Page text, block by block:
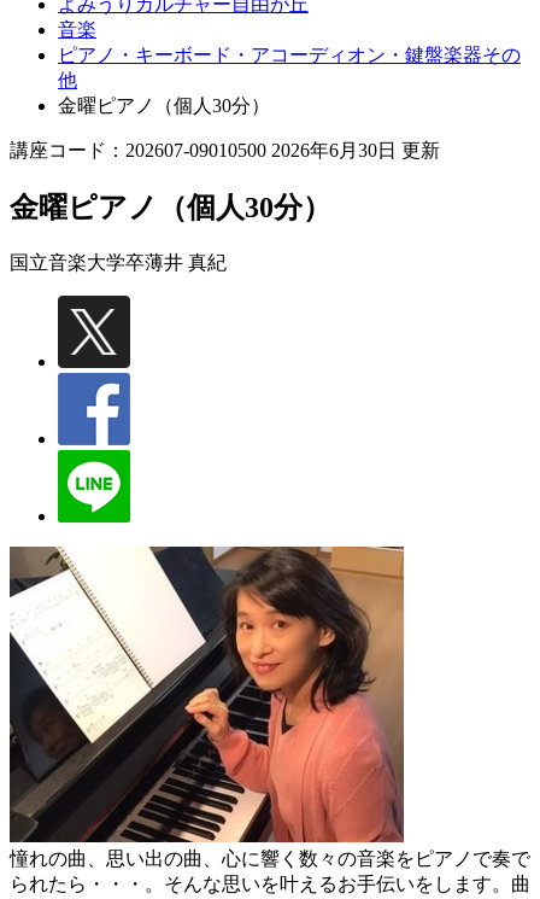
音楽
ピアノ・キーボード・アコーディオン・鍵盤楽器その
他
金曜ピアノ（個人30分）
講座コード：202607-09010500 2026年6月30日 更新
金曜ピアノ（個人30分）
国立音楽大学卒薄井 真紀
憧れの曲、思い出の曲、心に響く数々の音楽をピアノで奏で
られたら・・・。そんな思いを叶えるお手伝いをします。曲